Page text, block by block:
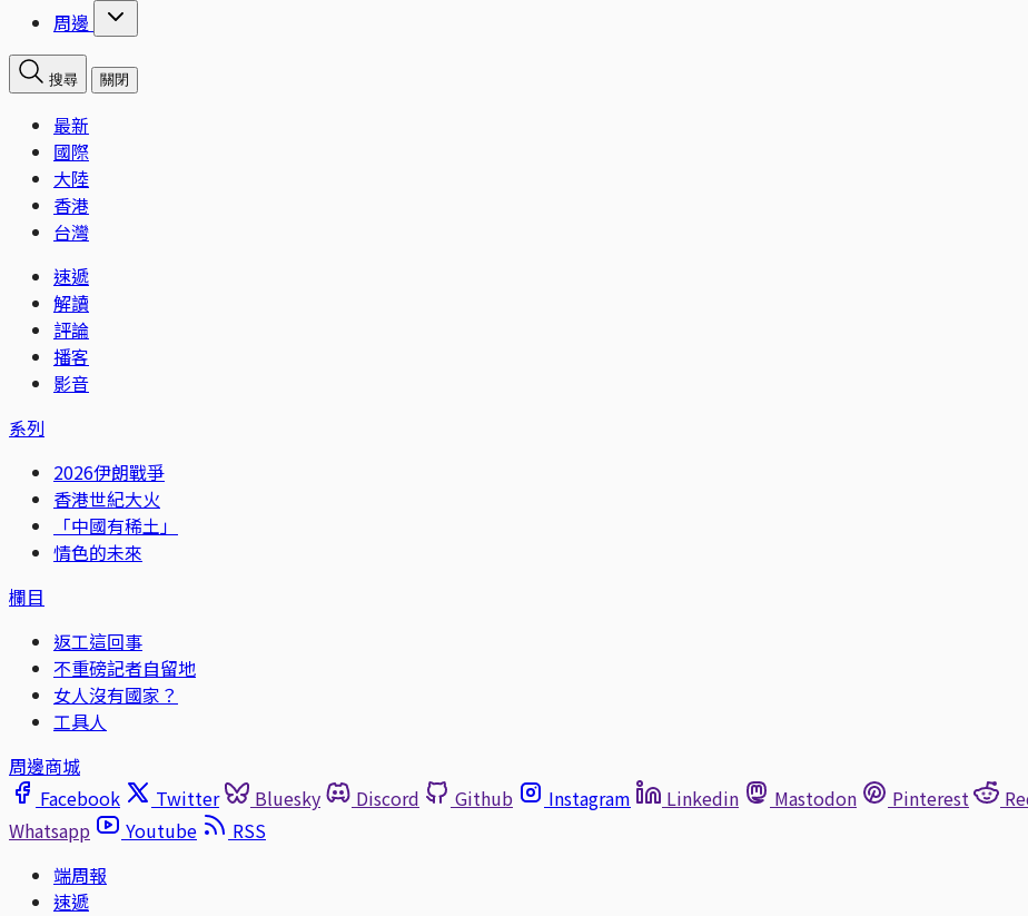
周邊
搜尋 關閉
最新
國際
大陸
香港
台灣
速遞
解讀
評論
播客
影音
系列
2026伊朗戰爭
香港世紀大火
「中國有稀土」
情色的未來
欄目
返工這回事
不重磅記者自留地
女人沒有國家？
工具人
周邊商城
Facebook
Twitter Bluesky Discord Github Instagram Linkedin Mastodon Pinterest
Whatsapp
Youtube
RSS
端周報
速遞